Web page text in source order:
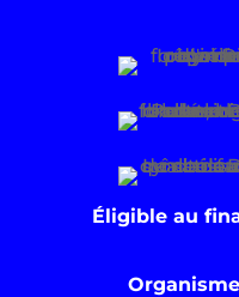
Éligible au